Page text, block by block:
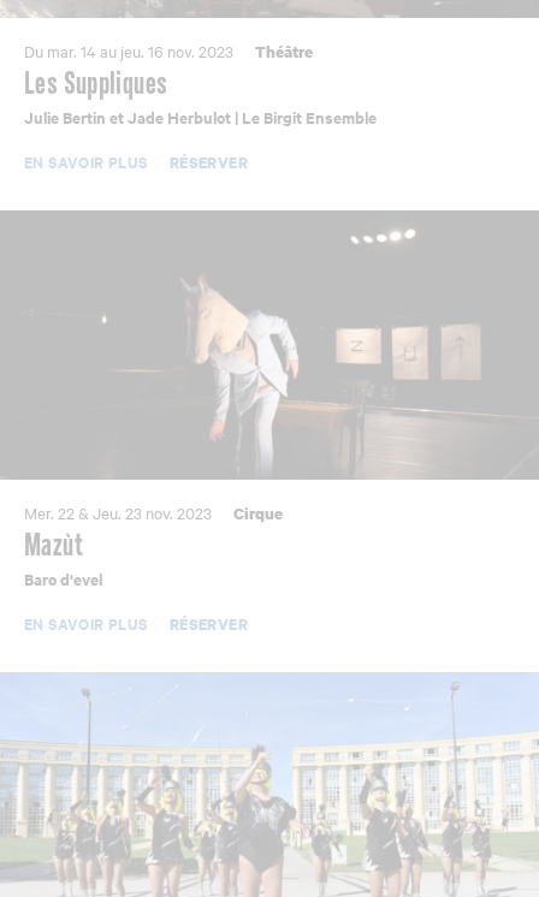
Du mar. 14 au jeu. 16 nov. 2023 Théâtre
Les Suppliques
Julie Bertin et Jade Herbulot | Le Birgit Ensemble
EN SAVOIR PLUS
RÉSERVER
Mer. 22 & Jeu. 23 nov. 2023 Cirque
Mazùt
Baro d'evel
EN SAVOIR PLUS
RÉSERVER